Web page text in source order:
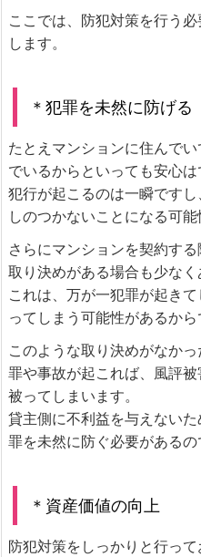
ここでは、防犯対策を行う
します。
＊犯罪を未然に防げる
たとえマンションに住んで
でいるからといっても安心は
犯行が起こるのは一瞬です
しのつかないことになる可能
さらにマンションを契約す
取り決めがある場合も少なく
これは、万が一犯罪が起き
ってしまう可能性があるから
このような取り決めがなか
罪や事故が起これば、風評
被ってしまいます。
貸主側に不利益を与えない
罪を未然に防ぐ必要があるの
＊資産価値の向上
防犯対策をしっかりと行っ